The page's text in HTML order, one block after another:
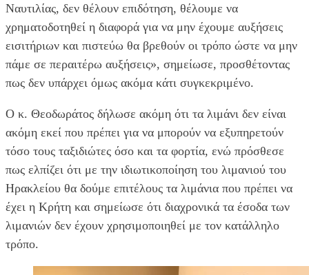
Ναυτιλίας, δεν θέλουν επιδότηση, θέλουμε να
χρηματοδοτηθεί η διαφορά για να μην έχουμε αυξήσεις
εισιτήριων και πιστεύω θα βρεθούν οι τρόπο ώστε να μην
πάμε σε περαιτέρω αυξήσεις», σημείωσε, προσθέτοντας
πως δεν υπάρχει όμως ακόμα κάτι συγκεκριμένο.
Ο κ. Θεοδωράτος δήλωσε ακόμη ότι τα λιμάνι δεν είναι
ακόμη εκεί που πρέπει για να μπορούν να εξυπηρετούν
τόσο τους ταξιδιώτες όσο και τα φορτία, ενώ πρόσθεσε
πως ελπίζει ότι με την ιδιωτικοποίηση του λιμανιού του
Ηρακλείου θα δούμε επιτέλους τα λιμάνια που πρέπει να
έχει η Κρήτη και σημείωσε ότι διαχρονικά τα έσοδα των
λιμανιών δεν έχουν χρησιμοποιηθεί με τον κατάλληλο
τρόπο.